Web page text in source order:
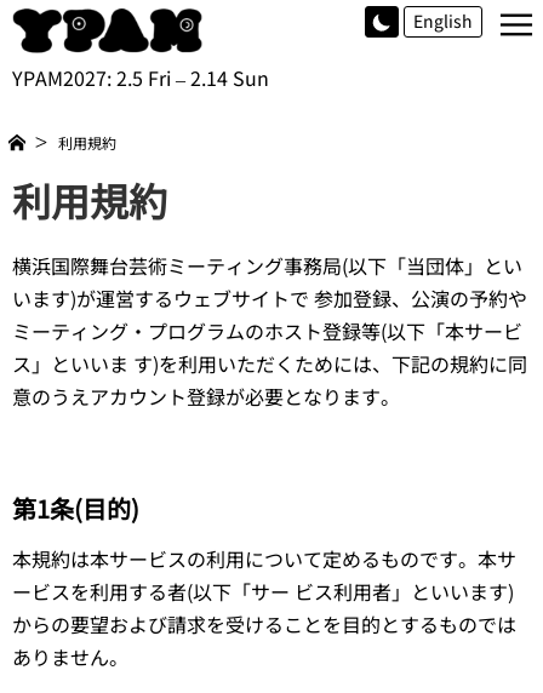
YPAM2027: 2.5 Fri – 2.14 Sun
English ≡
利用規約
横浜国際舞台芸術ミーティング事務局(以下「当団体」とい
います)が運営するウェブサイトで 参加登録、公演の予約や
ミーティング・プログラムのホスト登録等(以下「本サービ
ス」といいま す)を利用いただくためには、下記の規約に同
意のうえアカウント登録が必要となります。
第1条(目的)
本規約は本サービスの利用について定めるものです。本サ
ービスを利用する者(以下「サー ビス利用者」といいます)
からの要望および請求を受けることを目的とするものでは
ありません。
利用規約